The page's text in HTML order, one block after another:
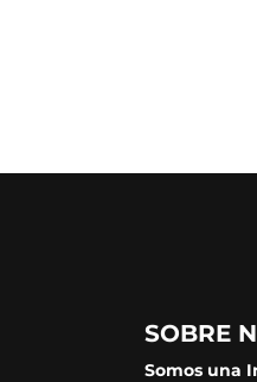
SOBRE
Somos una